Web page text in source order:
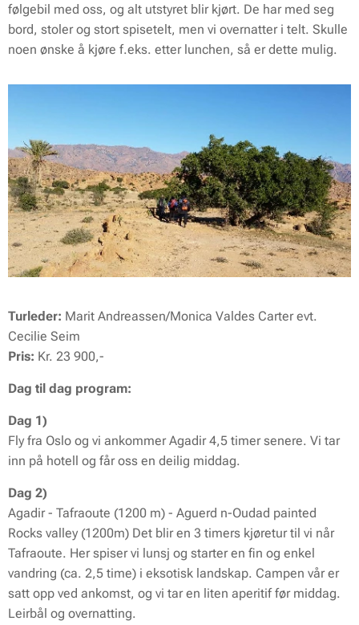
følgebil med oss, og alt utstyret blir kjørt. De har med seg
bord, stoler og stort spisetelt, men vi overnatter i telt. Skulle
noen ønske å kjøre f.eks. etter lunchen, så er dette mulig.
Turleder: Marit Andreassen/Monica Valdes Carter evt.
Cecilie Seim
Pris: Kr. 23 900,-
Dag til dag program:
Dag 1)
Fly fra Oslo og vi ankommer Agadir 4,5 timer senere. Vi tar
inn på hotell og får oss en deilig middag.
Dag 2)
Agadir - Tafraoute (1200 m) - Aguerd n-Oudad painted
Rocks valley (1200m) Det blir en 3 timers kjøretur til vi når
Tafraoute. Her spiser vi lunsj og starter en fin og enkel
vandring (ca. 2,5 time) i eksotisk landskap. Campen vår er
satt opp ved ankomst, og vi tar en liten aperitif før middag.
Leirbål og overnatting.